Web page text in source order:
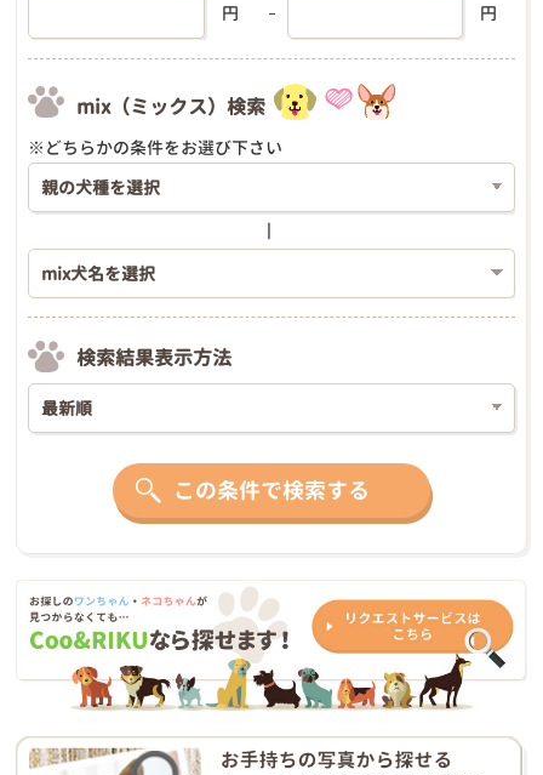
円 円
mix（ミックス）検索
※どちらかの条件をお選び下さい
検索結果表示方法
この条件で検索する